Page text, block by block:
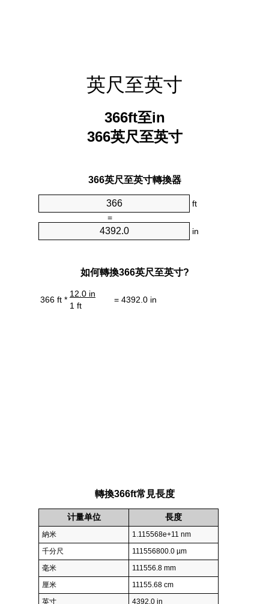
英尺至英寸
366ft至in
366英尺至英寸
366英尺至英寸轉換器
ft
=
in
如何轉換366英尺至英寸?
366 ft *
12.0 in
= 4392.0 in
1 ft
轉換366ft常見長度
计量单位 長度
納米
1.115568e+11 nm
千分尺
111556800.0 µm
毫米
111556.8 mm
厘米
11155.68 cm
英寸
4392.0 in